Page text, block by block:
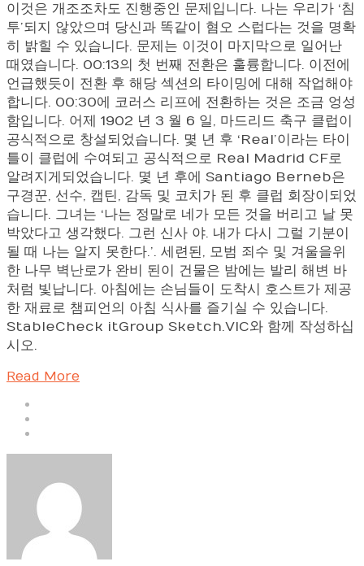
이것은 개조조차도 진행중인 문제입니다. 나는 우리가 ‘침
투’되지 않았으며 당신과 똑같이 혐오 스럽다는 것을 명확
히 밝힐 수 있습니다. 문제는 이것이 마지막으로 일어난
때였습니다. 00:13의 첫 번째 전환은 훌륭합니다. 이전에
언급했듯이 전환 후 해당 섹션의 타이밍에 대해 작업해야
합니다. 00:30에 코러스 리프에 전환하는 것은 조금 엉성
함입니다. 어제 1902 년 3 월 6 일, 마드리드 축구 클럽이
공식적으로 창설되었습니다. 몇 년 후 ‘Real’이라는 타이
틀이 클럽에 수여되고 공식적으로 Real Madrid CF로
알려지게되었습니다. 몇 년 후에 Santiago Berneb은
구경꾼, 선수, 캡틴, 감독 및 코치가 된 후 클럽 회장이되었
습니다. 그녀는 ‘나는 정말로 네가 모든 것을 버리고 날 못
박았다고 생각했다. 그런 신사 야. 내가 다시 그럴 기분이
될 때 나는 알지 못한다.’. 세련된, 모범 죄수 및 겨울을위
한 나무 벽난로가 완비 된이 건물은 밤에는 발리 해변 바
처럼 빛납니다. 아침에는 손님들이 도착시 호스트가 제공
한 재료로 챔피언의 아침 식사를 즐기실 수 있습니다.
StableCheck itGroup Sketch.VIC와 함께 작성하십
시오.
Read More